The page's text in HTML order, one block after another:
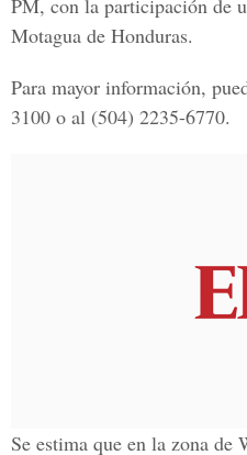
PM, con la participación de
Motagua de Honduras.
Para mayor información,
3100 o al (504) 2235-6770.
Se estima que en la zona